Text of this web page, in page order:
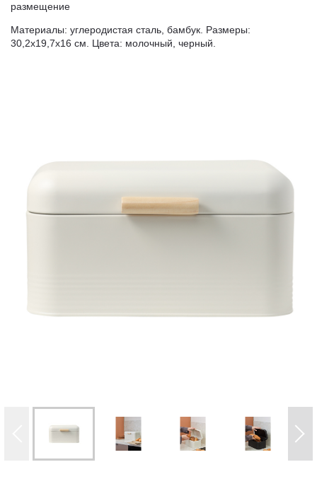
размещение
Материалы: углеродистая сталь, бамбук. Размеры:
30,2х19,7х16 см. Цвета: молочный, черный.